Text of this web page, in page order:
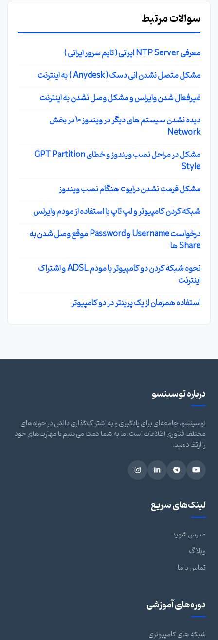
سوالات مرتبط
معرفی NTP Server ایرانی ( تایم سرور ایرانی )
مشکل متصل نشدن انی دسک ( Anydesk ) به اینترنت
غیرفعال شدن وایرلس و مشکل وصل نشدن به اینترنت
دیده نشدن سیستم های دیگر در ویندوز 10 در بخش
Network
مشکل در مراحل نصب ویندوز و خطای GPT Partition
Style
مشکل فرمت نشدن درایو c هنگام نصب ویندوز
شبکه کردن کامپیوتر و لپ تاپ با استفاده از مودم وایرلس
درخواست Username و Password موقع وصل شدن به
Share ها
نحوه شبکه کردن دو کامپیوتر با مودم ADSL و اشتراک
اینترنت
استفاده همزمان از یک پرینتر در دو کامپیوتر
درباره توسینسو
توسینسو، جامعه‌ای برای یادگیری و به اشتراک‌گذاری دانش در حوزه‌های
مختلف فناوری اطلاعات است. ما به شما کمک می‌کنیم تا مهارت‌های خود
را ارتقا دهید.
لینک‌های سریع
مدرس شوید
وبلاگ
تماس با ما
دوره‌های آموزشی
شبکه های کامپیوتری